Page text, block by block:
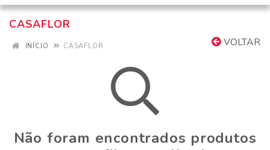
CASAFLOR
VOLTAR
INÍCIO CASAFLOR
Não foram encontrados produtos